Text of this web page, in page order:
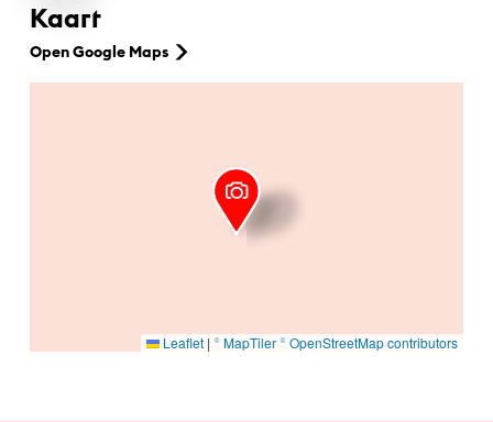
Kaart
Open Google Maps
Leaflet | © MapTiler© OpenStreetMap contributors